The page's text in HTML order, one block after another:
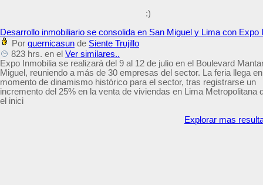
:)
Desarrollo inmobiliario se consolida en San Miguel y Lima con Expo
Por guernicasun de Siente Trujillo
823 hrs. en el Ver similares..
Expo Inmobilia se realizará del 9 al 12 de julio en el Boulevard
Miguel, reuniendo a más de 30 empresas del sector. La feria llega
momento de dinamismo histórico para el sector, tras registrarse un
incremento del 25% en la venta de viviendas en Lima Metropolitana
el inici
Explorar mas